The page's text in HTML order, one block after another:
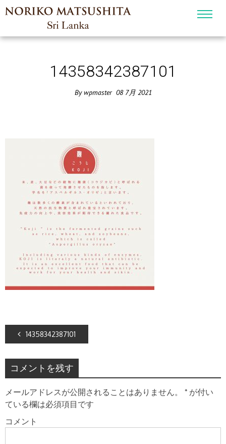
14358342387101
Bywpmaster 08 7月 2021
14358342387101
コメントを残す
メールアドレスが公開されることはありません。 * が付い
ている欄は必須項目です
コメント